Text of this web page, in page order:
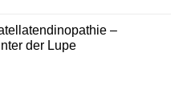
–
der Lupe